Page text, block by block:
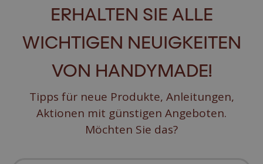
ERHALTEN SIE ALLE
WICHTIGEN NEUIGKEITEN
VON HANDYMADE!
Tipps für neue Produkte, Anleitungen,
Aktionen mit günstigen Angeboten.
Möchten Sie das?